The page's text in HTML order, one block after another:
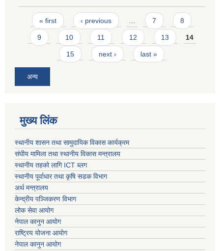
Pages
« first ‹ previous 7 8
9 10 11 12 13 14
15 next › last »
अन्य
मुख्य लिंक
स्थानीय शासन तथा सामुदायिक विकास कार्यक्रम
संघीय मामिला तथा स्थानीय विकास मन्त्रालय
स्थानीय तहको लागि ICT ब्लग
स्थानीय पूर्वाधार तथा कृषि सडक विभाग
अर्थ मन्त्रालय
केन्द्रीय पञ्जिकरण विभाग
लोक सेवा आयोग
नेपाल कानुन आयोग
राष्ट्रिय योजना आयोग
नेपाल कानुन आयोग